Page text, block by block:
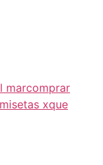
marcomprar
xque